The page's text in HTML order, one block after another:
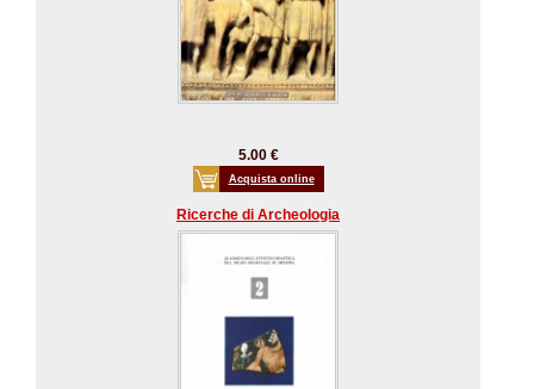
5.00 €
Acquista online
Ricerche di Archeologia